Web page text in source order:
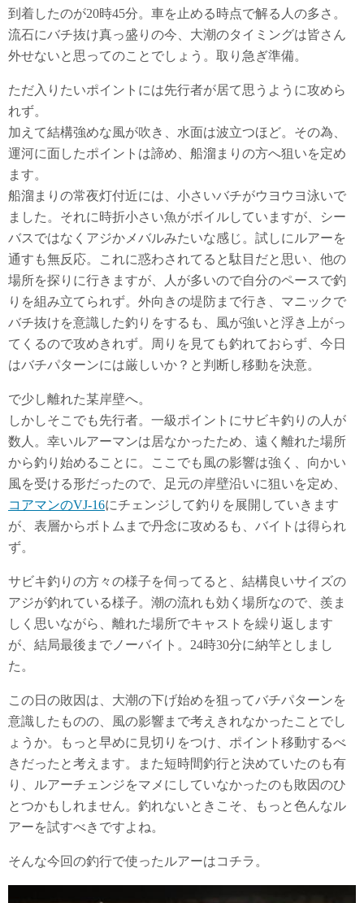
到着したのが20時45分。車を止める時点で解る人の多さ。
流石にバチ抜け真っ盛りの今、大潮のタイミングは皆さん
外せないと思ってのことでしょう。取り急ぎ準備。
ただ入りたいポイントには先行者が居て思うように攻めら
れず。
加えて結構強めな風が吹き、水面は波立つほど。その為、
運河に面したポイントは諦め、船溜まりの方へ狙いを定め
ます。
船溜まりの常夜灯付近には、小さいバチがウヨウヨ泳いで
ました。それに時折小さい魚がボイルしていますが、シー
バスではなくアジかメバルみたいな感じ。試しにルアーを
通すも無反応。これに惑わされてると駄目だと思い、他の
場所を探りに行きますが、人が多いので自分のペースで釣
りを組み立てられず。外向きの堤防まで行き、マニックで
バチ抜けを意識した釣りをするも、風が強いと浮き上がっ
てくるので攻めきれず。周りを見ても釣れておらず、今日
はバチパターンには厳しいか？と判断し移動を決意。
で少し離れた某岸壁へ。
しかしそこでも先行者。一級ポイントにサビキ釣りの人が
数人。幸いルアーマンは居なかったため、遠く離れた場所
から釣り始めることに。ここでも風の影響は強く、向かい
風を受ける形だったので、足元の岸壁沿いに狙いを定め、
コアマンのVJ-16にチェンジして釣りを展開していきます
が、表層からボトムまで丹念に攻めるも、バイトは得られ
ず。
サビキ釣りの方々の様子を伺ってると、結構良いサイズの
アジが釣れている様子。潮の流れも効く場所なので、羨ま
しく思いながら、離れた場所でキャストを繰り返します
が、結局最後までノーバイト。24時30分に納竿としまし
た。
この日の敗因は、大潮の下げ始めを狙ってバチパターンを
意識したものの、風の影響まで考えきれなかったことでし
ょうか。もっと早めに見切りをつけ、ポイント移動するべ
きだったと考えます。また短時間釣行と決めていたのも有
り、ルアーチェンジをマメにしていなかったのも敗因のひ
とつかもしれません。釣れないときこそ、もっと色んなル
アーを試すべきですよね。
そんな今回の釣行で使ったルアーはコチラ。